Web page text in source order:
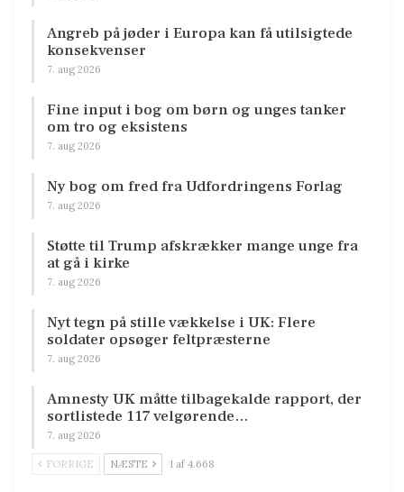
Angreb på jøder i Europa kan få utilsigtede
konsekvenser
7. aug 2026
Fine input i bog om børn og unges tanker
om tro og eksistens
7. aug 2026
Ny bog om fred fra Udfordringens Forlag
7. aug 2026
Støtte til Trump afskrækker mange unge fra
at gå i kirke
7. aug 2026
Nyt tegn på stille vækkelse i UK: Flere
soldater opsøger feltpræsterne
7. aug 2026
Amnesty UK måtte tilbagekalde rapport, der
sortlistede 117 velgørende…
7. aug 2026
FORRIGE NÆSTE 1 af 4.668